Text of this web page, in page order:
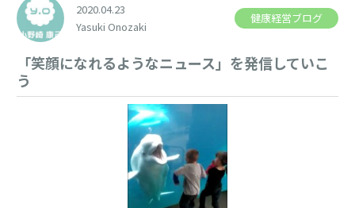
2020.04.23
Yasuki Onozaki
健康経営ブログ
「笑顔になれるようなニュース」を発信していこ
う